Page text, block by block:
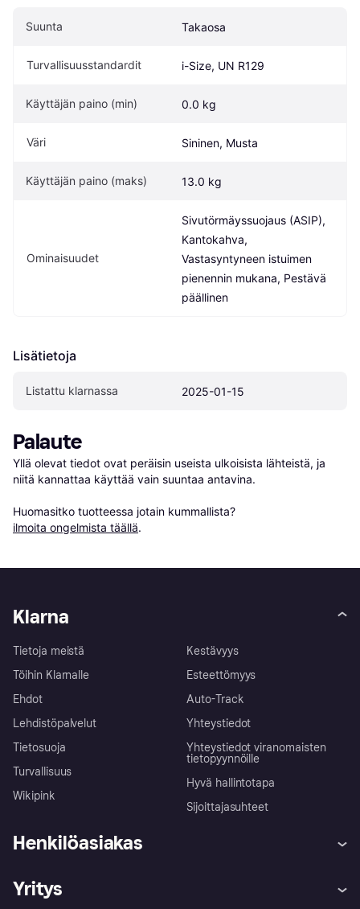
Suunta Takaosa
Turvallisuusstandardit i-Size, UN R129
Käyttäjän paino (min) 0.0 kg
Väri Sininen, Musta
Käyttäjän paino (maks) 13.0 kg
Ominaisuudet
Sivutörmäyssuojaus (ASIP),
Kantokahva,
Vastasyntyneen istuimen
pienennin mukana, Pestävä
päällinen
Lisätietoja
Listattu klarnassa 2025-01-15
Palaute
Yllä olevat tiedot ovat peräisin useista ulkoisista lähteistä, ja
niitä kannattaa käyttää vain suuntaa antavina.
Huomasitko tuotteessa jotain kummallista?
ilmoita ongelmista täällä.
Klarna
Tietoja meistä
Töihin Klarnalle
Ehdot
Lehdistöpalvelut
Tietosuoja
Turvallisuus
Wikipink
Kestävyys
Esteettömyys
Auto-Track
Yhteystiedot
Yhteystiedot viranomaisten
tietopyynnöille
Hyvä hallintotapa
Sijoittajasuhteet
Henkilöasiakas
Kirjaudu sisään
Yritys